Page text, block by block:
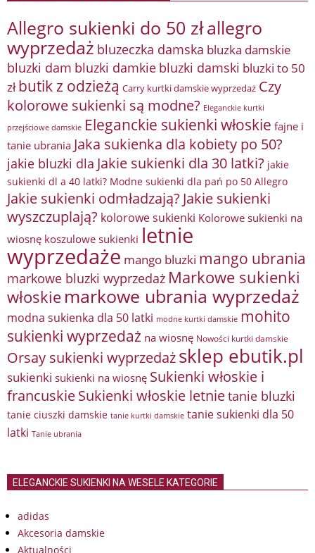
Allegro sukienki do 50 złallegro
wyprzedaż bluzeczka damska bluzka damskie
bluzki dam bluzki damkie bluzki damski bluzki to 50
zł butik z odzieżą Carry kurtki damskie wyprzedaż Czy
kolorowe sukienki są modne? Eleganckie kurtki
przejściowe damskie Eleganckie sukienki włoskie fajne i
tanie ubrania Jaka sukienka dla kobiety po 50?
jakie bluzki dla Jakie sukienki dla 30 latki? jakie
sukienki dl a 40 latki? Modne sukienki dla pań po 50 Allegro
Jakie sukienki odmładzają? Jakie sukienki
wyszczuplają? kolorowe sukienki Kolorowe sukienki na
wiosnę koszulowe sukienki letnie
wyprzedaże mango bluzki mango ubrania
markowe bluzki wyprzedaż Markowe sukienki
włoskie markowe ubrania wyprzedaż
modna sukienka dla 50 latki modne kurtki damskie mohito
sukienki wyprzedaż na wiosnę Nowości kurtki damskie
Orsay sukienki wyprzedażsklep ebutik.pl
sukienki sukienki na wiosnę Sukienki włoskie i
francuskieSukienki włoskie letnietanie bluzki
tanie ciuszki damskie tanie kurtki damskie tanie sukienki dla 50
latki Tanie ubrania
ELEGANCKIE SUKIENKI NA WESELE KATEGORIE
adidas
Akcesoria damskie
Aktualności